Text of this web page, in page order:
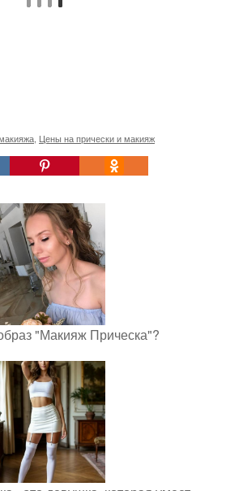
Цены на прически и макияж
"Макияж Прическа"?